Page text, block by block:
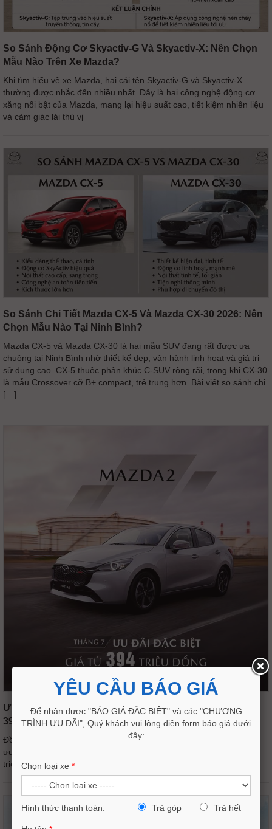
So Sánh Động Cơ Skyactiv-G Và Skyactiv-X: Nên Chọn
Mẫu Nào Trên Xe Mazda?
Khi tìm hiểu về xe Mazda, hai cái tên Skyactiv-G và Skyactiv-X
thường được nhắc đến nhiều nhất. Đây là hai công nghệ động cơ
xăng nổi bật của Mazda, mang lại hiệu suất cao, tiết kiệm nhiên liệu
và cảm giác lái thú vị
So Sánh Chi Tiết Mazda CX-5 Và Mazda CX-30 2026: Nên
Chọn Mẫu Nào Tại Ninh Bình?
Mazda CX-5 và Mazda CX-30 là hai mẫu SUV đang rất được ưa
chuộng tại Ninh Bình nhờ thiết kế đẹp, vận hành linh hoạt và giá trị
sử dụng cao. CX-5 thuộc phân khúc C-SUV rộng rãi, trong khi CX-30
là mẫu Crossover cỡ B+ compact, trẻ trung hơn. Bài viết so sánh chi
[…]
Ưu Đãi Mazda Tháng 7/2026: Giảm Tới 60 Triệu, Giá Từ
394 Triệu – Cơ Hội Vàng Sở Hữu Xe Nhật Tại Ninh Bình
Đồng hành cùng khách hàng trong tháng 7 rực rỡ, Mazda áp dụng
ưu đãi đặc biệt lên đến 60 triệu đồng, với giá sau ưu đãi chỉ từ 394
triệu đồng.
YÊU CẦU BÁO GIÁ
Để nhận được "BÁO GIÁ ĐẶC BIỆT" và các "CHƯƠNG
TRÌNH ƯU ĐÃI", Quý khách vui lòng điền form báo giá dưới
đây:
Chọn loại xe *
Hình thức thanh toán: Trả góp Trả hết